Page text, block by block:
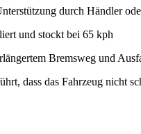
durch Händler
und stockt bei 65 kph
Bremsweg und
dass das Fahrzeug nicht